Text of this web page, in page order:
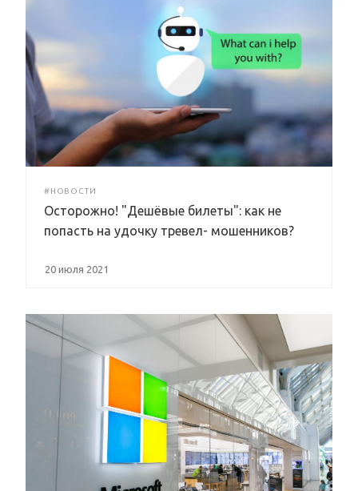
#НОВОСТИ
Осторожно! "Дешёвые билеты": как не
попасть на удочку тревел- мошенников?
20 июля 2021